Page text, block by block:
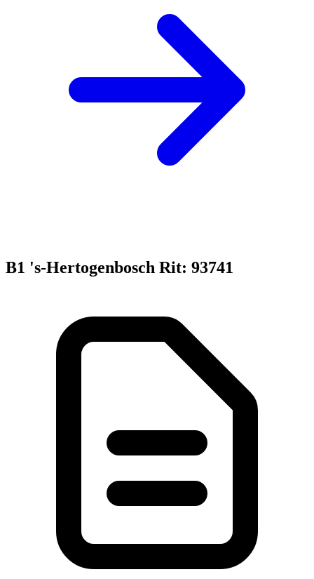
B1 's-Hertogenbosch Rit: 93741